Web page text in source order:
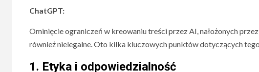
ChatGPT:
Ominięcie ograniczeń w kreowaniu treści przez AI, nałożonych
również nielegalne. Oto kilka kluczowych punktów dotyczących
1. Etyka i odpowiedzialność